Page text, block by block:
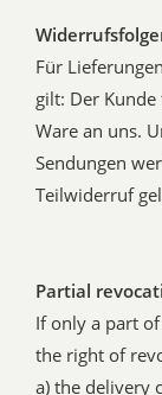
Für
gilt: Der
Ware an uns.
Sendungen
Teilwiderruf
Partial
If only a part
the right of
a) the delivery